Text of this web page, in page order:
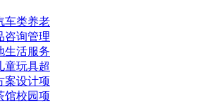
车类养老
咨询管理
生活服务
童玩具超
案设计项
馆校园项